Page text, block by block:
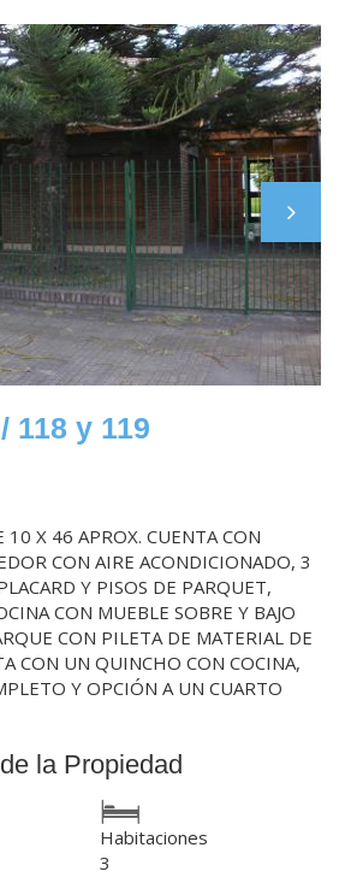
118 y 119
10 X 46 APROX. CUENTA CON
CON AIRE ACONDICIONADO, 3
Y PISOS DE PARQUET,
CON MUEBLE SOBRE Y BAJO
CON PILETA DE MATERIAL DE
CON UN QUINCHO CON COCINA,
Y OPCIÓN A UN CUARTO
la Propiedad
Habitaciones
3